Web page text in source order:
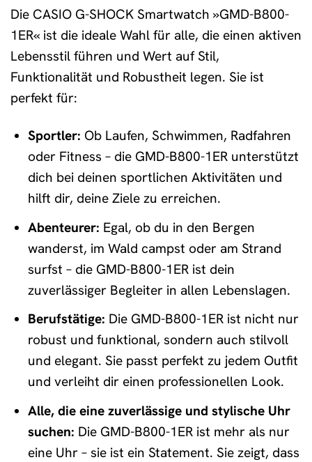
Die CASIO G-SHOCK Smartwatch »GMD-B800-
1ER« ist die ideale Wahl für alle, die einen aktiven
Lebensstil führen und Wert auf Stil,
Funktionalität und Robustheit legen. Sie ist
perfekt für:
Sportler: Ob Laufen, Schwimmen, Radfahren
oder Fitness – die GMD-B800-1ER unterstützt
dich bei deinen sportlichen Aktivitäten und
hilft dir, deine Ziele zu erreichen.
Abenteurer: Egal, ob du in den Bergen
wanderst, im Wald campst oder am Strand
surfst – die GMD-B800-1ER ist dein
zuverlässiger Begleiter in allen Lebenslagen.
Berufstätige: Die GMD-B800-1ER ist nicht nur
robust und funktional, sondern auch stilvoll
und elegant. Sie passt perfekt zu jedem Outfit
und verleiht dir einen professionellen Look.
Alle, die eine zuverlässige und stylische Uhr
suchen: Die GMD-B800-1ER ist mehr als nur
eine Uhr – sie ist ein Statement. Sie zeigt, dass